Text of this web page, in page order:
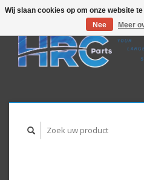
Wij slaan cookies op om onze website
Nee
Meer